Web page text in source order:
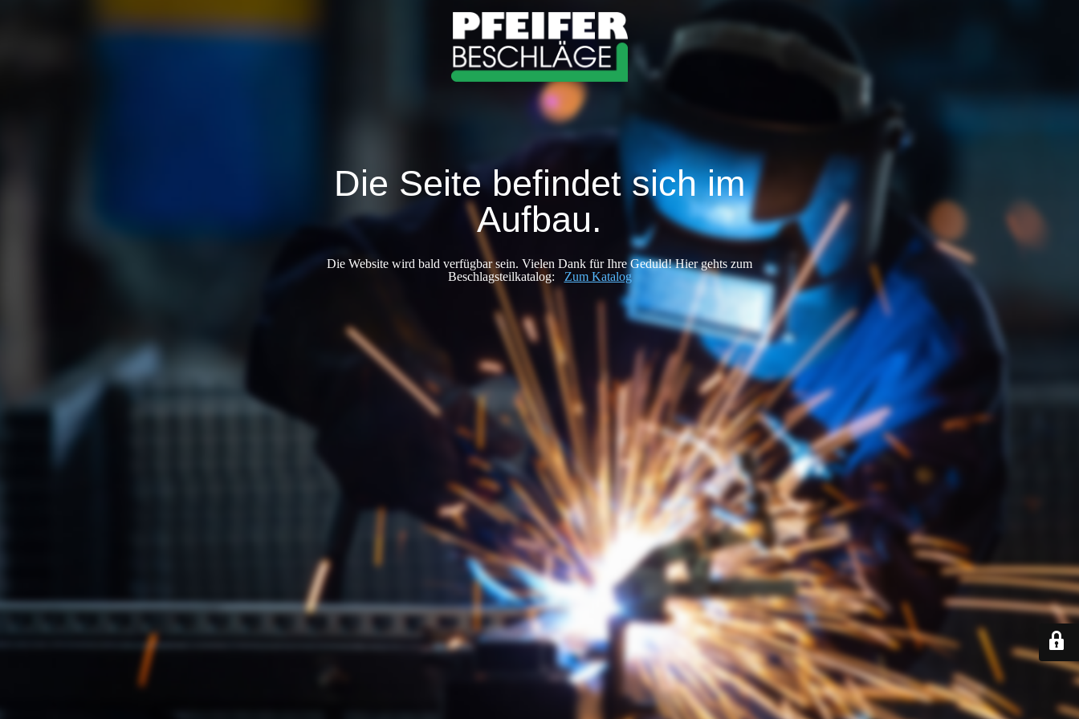
Die Seite befindet sich im
Aufbau.
Die Website wird bald verfügbar sein. Vielen Dank für Ihre Geduld! Hier gehts zum
Beschlagsteilkatalog: Zum Katalog